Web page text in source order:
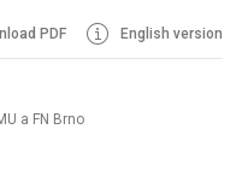
PDF English version
a FN Brno